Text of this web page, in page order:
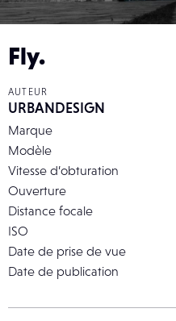
Fly.
AUTEUR
URBANDESIGN
Marque
Modèle
Vitesse d’obturation
Ouverture
Distance focale
ISO
Date de prise de vue
Date de publication